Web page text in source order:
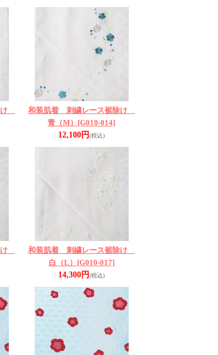
け
和装肌着 刺繍レース裾除け
青（M） [G010-014]
12,100円(税込)
け
和装肌着 刺繍レース裾除け
白（L） [G010-017]
14,300円(税込)